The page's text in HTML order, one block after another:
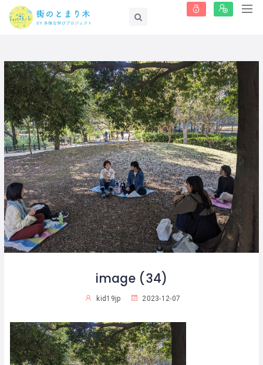
image (34)
kid19jp 2023-12-07